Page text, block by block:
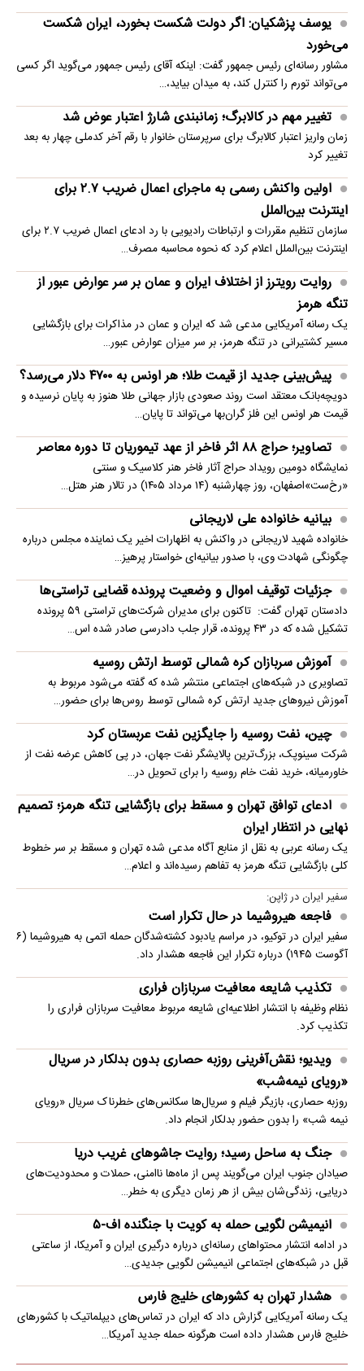
یوسف پزشکیان: اگر دولت شکست بخورد، ایران شکست
می‌خورد
مشاور رسانه‌ای رئیس جمهور گفت: اینکه آقای رئیس جمهور می‌گوید اگر کسی
می‌تواند تورم را کنترل کند، به میدان بیاید،…
تغییر مهم در کالابرگ؛ زمانبندی‌ شارژ اعتبار عوض شد
زمان واریز اعتبار کالابرگ برای سرپرستان خانوار با رقم آخر کدملی چهار به بعد
تغییر کرد
اولین واکنش رسمی به ماجرای اعمال ضریب ۲.۷ برای
اینترنت بین‌الملل
سازمان تنظیم مقررات و ارتباطات رادیویی با رد ادعای اعمال ضریب ۲.۷ برای
اینترنت بین‌الملل اعلام کرد که نحوه محاسبه مصرف…
روایت رویترز از اختلاف ایران و عمان بر سر عوارض عبور از
تنگه هرمز
یک رسانه آمریکایی مدعی شد که ایران و عمان در مذاکرات برای بازگشایی
مسیر کشتیرانی در تنگه هرمز، بر سر میزان عوارض عبور…
پیش‌بینی جدید از قیمت طلا؛ هر اونس به ۴۷۰۰ دلار می‌رسد؟
دویچه‌بانک معتقد است روند صعودی بازار جهانی طلا هنوز به پایان نرسیده و
قیمت هر اونس این فلز گران‌بها می‌تواند تا پایان…
تصاویر؛ حراج ۸۸ اثر فاخر از عهد تیموریان تا دوره معاصر
نمایشگاه دومین رویداد حراج آثار فاخر هنر کلاسیک و سنتی
«رخ‌ست»اصفهان، روز چهارشنبه (۱۴ مرداد ۱۴۰۵) در تالار هنر هتل…
بیانیه خانواده علی لاریجانی
خانواده شهید لاریجانی در واکنش به اظهارات اخیر یک نماینده مجلس درباره
چگونگی شهادت وی، با صدور بیانیه‌ای خواستار پرهیز…
جزئیات توقیف اموال و وضعیت پرونده قضایی تراستی‌ها
دادستان تهران گفت: تاکنون برای مدیران شرکت‌های تراستی ۵۹ پرونده
تشکیل شده که در ۴۳ پرونده، قرار جلب دادرسی صادر شده اس…
آموزش سربازان کره شمالی توسط ارتش روسیه
تصاویری در شبکه‌های اجتماعی منتشر شده که گفته می‌شود مربوط به
آموزش نیروهای جدید ارتش کره شمالی توسط روس‌ها برای حضور…
چین، نفت روسیه را جایگزین نفت عربستان کرد
شرکت سینوپک، بزرگ‌ترین پالایشگر نفت جهان، در پی کاهش عرضه نفت از
خاورمیانه، خرید نفت خام روسیه را برای تحویل در…
ادعای توافق تهران و مسقط برای بازگشایی تنگه هرمز؛ تصمیم
نهایی در انتظار ایران
یک رسانه عربی به نقل از منابع آگاه مدعی شده تهران و مسقط بر سر خطوط
کلی بازگشایی تنگه هرمز به تفاهم رسیده‌اند و اعلام…
سفیر ایران در ژاپن:
فاجعه هیروشیما در حال تکرار است
سفیر ایران در توکیو، در مراسم یادبود کشته‌شدگان حمله اتمی به هیروشیما (۶
آگوست ۱۹۴۵) درباره تکرار این فاجعه هشدار داد.
تکذیب شایعه معافیت سربازان فراری
نظام وظیفه با انتشار اطلاعیه‌ای شایعه مربوط معافیت سربازان فراری را
تکذیب کرد.
ویدیو؛ نقش‌آفرینی روزبه حصاری بدون بدلکار در سریال
«رویای نیمه‌شب»
روزبه حصاری، بازیگر فیلم و سریال‌ها سکانس‌های خطرناک سریال «رویای
نیمه شب» را بدون حضور بدلکار انجام داد.
جنگ به ساحل رسید؛ روایت جاشوهای غریب دریا
صیادان جنوب ایران می‌گویند پس از ماه‌ها ناامنی، حملات و محدودیت‌های
دریایی، زندگی‌شان بیش از هر زمان دیگری به خطر…
انیمیشن لگویی حمله به کویت با جنگنده اف-۵
در ادامه انتشار محتواهای رسانه‌ای درباره درگیری ایران و آمریکا، از ساعتی
قبل در شبکه‌های اجتماعی انیمیشن لگویی جدیدی…
هشدار تهران به کشورهای خلیج فارس
یک رسانه آمریکایی گزارش داد که ایران در تماس‌های دیپلماتیک با کشورهای
خلیج فارس هشدار داده است هرگونه حمله جدید آمریکا…